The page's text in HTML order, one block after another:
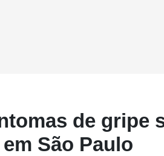
de gripe
São Paulo